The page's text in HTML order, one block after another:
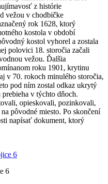
z histórie
vežou v chodbičke
rok 1628, ktorý
kostola v období
kostol vyhorel a zostala
polovici 18. storočia začali
vežou. Ďalšia
roku 1901, krytinu
v 70. rokoch minulého storočia,
pod ním zostal odkaz ukrytý
v týchto dňoch.
opieskovali, pozinkovali,
pôvodné miesto. Po skončení
napísať dokument, ktorý
6